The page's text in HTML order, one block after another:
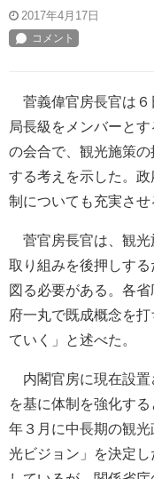
2017年4月17日
菅義偉官房長官は６
局長級をメンバーと
の会合で、観光施策
する考えを示した。
制についても充実させ
菅官房長官は、観光
取り組みを後押しす
図る必要がある。各
府一丸で既成概念を
ていく」と述べた。
内閣官房に現在設置
を基に体制を強化す
年３月に中長期の観
光ビジョン」を決定